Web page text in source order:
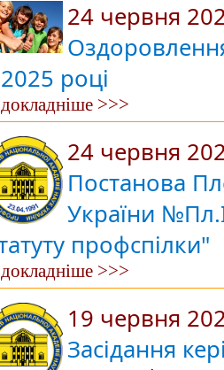
24 червня
році
>>>
24 червня
Постанова
України
профспілки"
>>>
19 червня
Засідання